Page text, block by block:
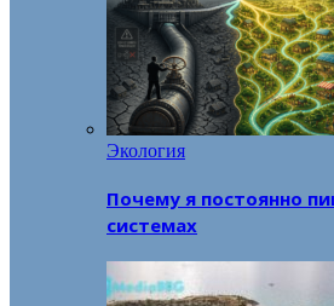
Экология
Почему я постоянно
системах